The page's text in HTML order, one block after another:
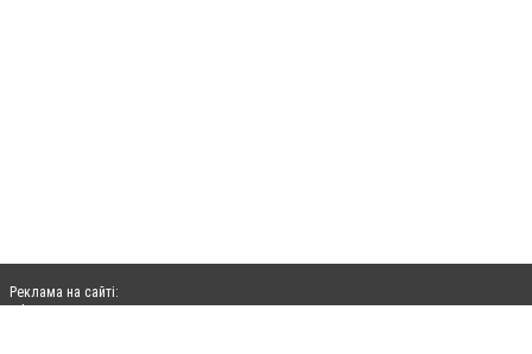
Реклама на сайті: